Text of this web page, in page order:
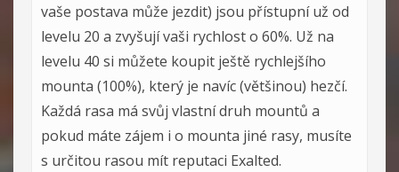
vaše postava může jezdit) jsou přístupní už od
levelu 20 a zvyšují vaši rychlost o 60%. Už na
levelu 40 si můžete koupit ještě rychlejšího
mounta (100%), který je navíc (většinou) hezčí.
Každá rasa má svůj vlastní druh mountů a
pokud máte zájem i o mounta jiné rasy, musíte
s určitou rasou mít reputaci Exalted.